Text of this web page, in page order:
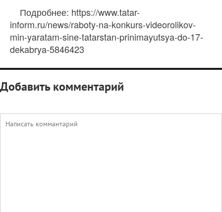
Подробнее: https://www.tatar-
inform.ru/news/raboty-na-konkurs-videorolikov-
min-yaratam-sine-tatarstan-prinimayutsya-do-17-
dekabrya-5846423
Добавить комментарий